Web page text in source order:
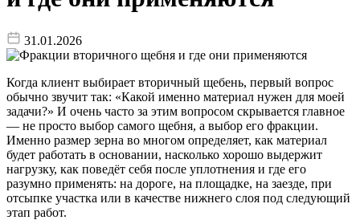
31.01.2026
Когда клиент выбирает вторичный щебень, первый вопрос
обычно звучит так: «Какой именно материал нужен для моей
задачи?» И очень часто за этим вопросом скрывается главное
— не просто выбор самого щебня, а выбор его фракции.
Именно размер зерна во многом определяет, как материал
будет работать в основании, насколько хорошо выдержит
нагрузку, как поведёт себя после уплотнения и где его
разумно применять: на дороге, на площадке, на заезде, при
отсыпке участка или в качестве нижнего слоя под следующий
этап работ.